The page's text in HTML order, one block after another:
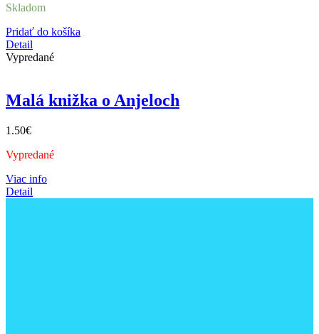
Skladom
Pridať do košíka
Detail
Vypredané
Malá knižka o Anjeloch
1.50€
Vypredané
Viac info
Detail